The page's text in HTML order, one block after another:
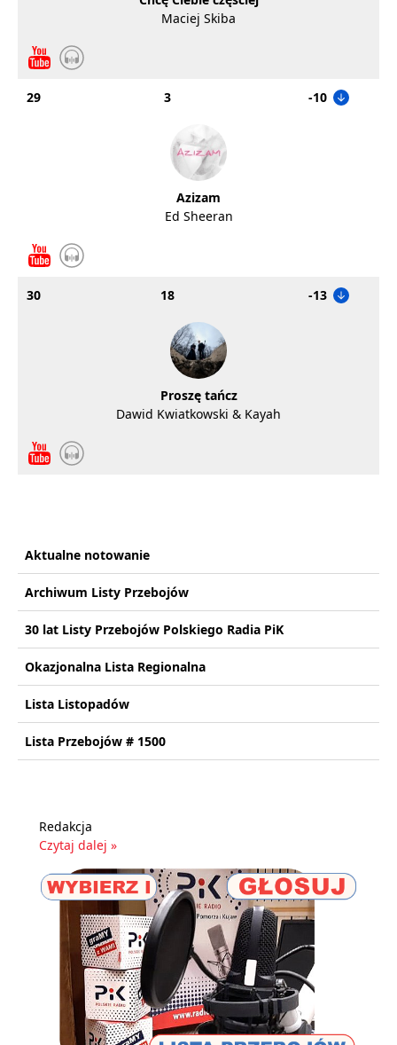
Maciej Skiba
29 3 -10
Azizam
Ed Sheeran
30 18 -13
Proszę tańcz
Dawid Kwiatkowski & Kayah
Aktualne notowanie
Archiwum Listy Przebojów
30 lat Listy Przebojów Polskiego Radia PiK
Okazjonalna Lista Regionalna
Lista Listopadów
Lista Przebojów # 1500
Redakcja
Czytaj dalej »